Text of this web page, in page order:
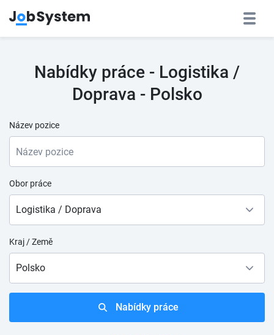
Nabídky práce - Logistika /
Doprava - Polsko
Název pozice
Obor práce
Logistika / Doprava
Kraj / Země
Polsko
Nabídky práce